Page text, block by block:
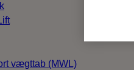
vægttab (MWL)